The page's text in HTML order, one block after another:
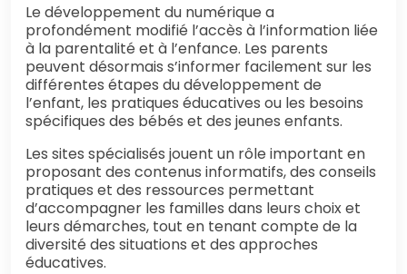
Le développement du numérique a
profondément modifié l’accès à l’information liée
à la parentalité et à l’enfance. Les parents
peuvent désormais s’informer facilement sur les
différentes étapes du développement de
l’enfant, les pratiques éducatives ou les besoins
spécifiques des bébés et des jeunes enfants.
Les sites spécialisés jouent un rôle important en
proposant des contenus informatifs, des conseils
pratiques et des ressources permettant
d’accompagner les familles dans leurs choix et
leurs démarches, tout en tenant compte de la
diversité des situations et des approches
éducatives.